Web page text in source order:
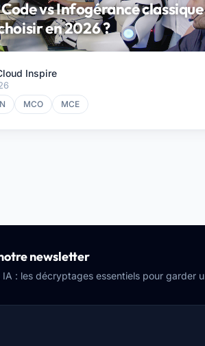
Code vs Infogérance
en 2026 ?
Inspire
MCO MCE
newsletter
IA : les décryptages essentiels pour garder